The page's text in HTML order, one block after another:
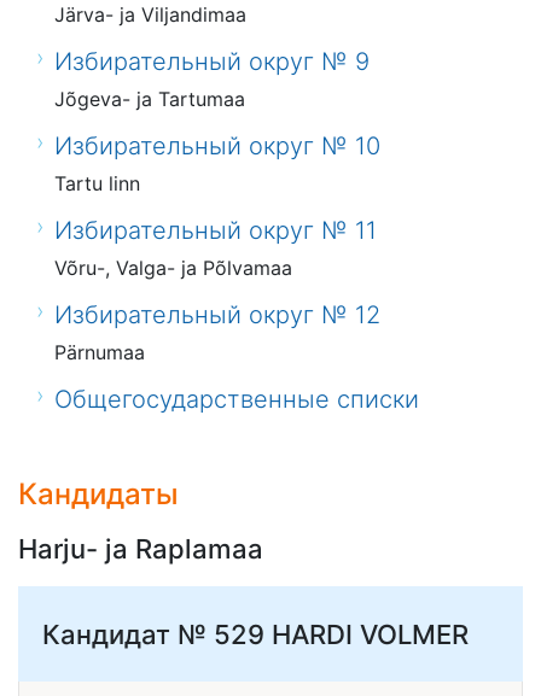
Järva- ja Viljandimaa
Избирательный округ № 9
Jõgeva- ja Tartumaa
Избирательный округ № 10
Tartu linn
Избирательный округ № 11
Võru-, Valga- ja Põlvamaa
Избирательный округ № 12
Pärnumaa
Общегосударственные списки
Кандидаты
Harju- ja Raplamaa
Кандидат № 529 HARDI VOLMER